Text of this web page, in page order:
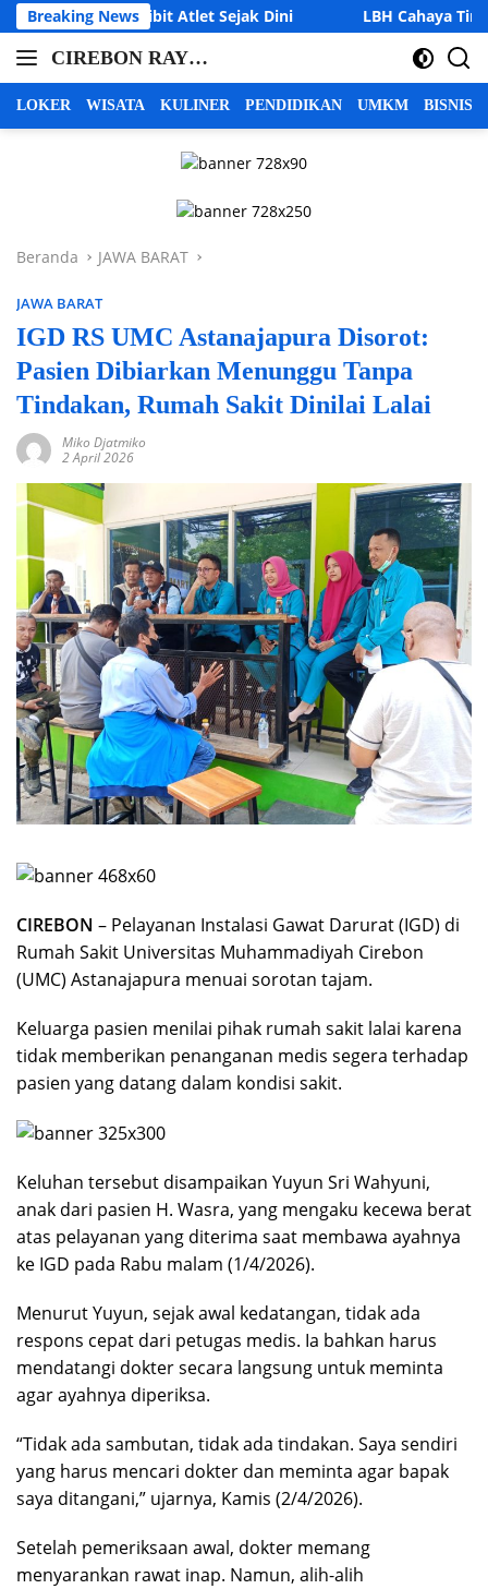
Langsung
ke
konten
Breaking News
Bibit Atlet Sejak Dini LBH Cahaya Timur Desak
CIREBON RAYA |
INFO CIREBON
CIREBON RAYA |
KUNINGAN
cirebon
info
cirebon
majalengka
kuningan
LOKER WISATA KULINER PENDIDIKAN UMKM BISNIS
Beranda JAWA BARAT
JAWA BARAT
IGD RS UMC Astanajapura Disorot:
Pasien Dibiarkan Menunggu Tanpa
Tindakan, Rumah Sakit Dinilai Lalai
Miko Djatmiko
2 April 2026
CIREBON – Pelayanan Instalasi Gawat Darurat (IGD) di
Rumah Sakit Universitas Muhammadiyah Cirebon
(UMC) Astanajapura menuai sorotan tajam.
Keluarga pasien menilai pihak rumah sakit lalai karena
tidak memberikan penanganan medis segera terhadap
pasien yang datang dalam kondisi sakit.
Keluhan tersebut disampaikan Yuyun Sri Wahyuni,
anak dari pasien H. Wasra, yang mengaku kecewa berat
atas pelayanan yang diterima saat membawa ayahnya
ke IGD pada Rabu malam (1/4/2026).
Menurut Yuyun, sejak awal kedatangan, tidak ada
respons cepat dari petugas medis. Ia bahkan harus
mendatangi dokter secara langsung untuk meminta
agar ayahnya diperiksa.
“Tidak ada sambutan, tidak ada tindakan. Saya sendiri
yang harus mencari dokter dan meminta agar bapak
saya ditangani,” ujarnya, Kamis (2/4/2026).
Setelah pemeriksaan awal, dokter memang
menyarankan rawat inap. Namun, alih-alih